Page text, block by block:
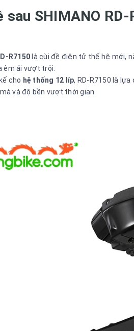
sau SHIMANO
R7150 là cùi đề điện tử thế hệ mới,
êm ái vượt trội.
cho hệ thống 12 líp, RD-R7150 là
và độ bền vượt thời gian.